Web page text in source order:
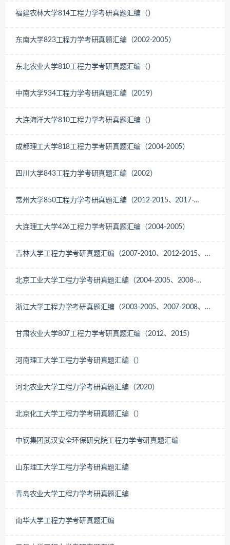
福建农林大学814工程力学考研真题汇编（）
东南大学823工程力学考研真题汇编（2002-2005）
东北农业大学810工程力学考研真题汇编（）
中南大学934工程力学考研真题汇编（2019）
大连海洋大学810工程力学考研真题汇编（）
成都理工大学818工程力学考研真题汇编（2004-2005）
四川大学843工程力学考研真题汇编（2002）
常州大学850工程力学考研真题汇编（2012-2015、2017-
大连理工大学426工程力学考研真题汇编（2004-2005）
吉林大学工程力学考研真题汇编（2007-2010、2012-2015、
北京工业大学工程力学考研真题汇编（2004-2005、2008-
浙江大学工程力学考研真题汇编（2003-2005、2007-2008、
甘肃农业大学807工程力学考研真题汇编（2012、2015）
河南理工大学工程力学考研真题汇编（）
河北农业大学工程力学考研真题汇编（2020）
北京化工大学工程力学考研真题汇编（）
中钢集团武汉安全环保研究院工程力学考研真题汇编
山东理工大学工程力学考研真题汇编
青岛农业大学工程力学考研真题汇编
南华大学工程力学考研真题汇编